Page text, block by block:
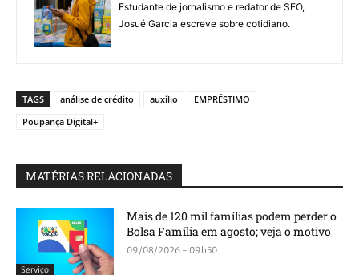
Estudante de jornalismo e redator de SEO,
Josué Garcia escreve sobre cotidiano.
TAGS análise de crédito auxílio
EMPRÉSTIMO
Poupança Digital+
MATÉRIAS RELACIONADAS
Serviço
Mais de 120 mil famílias podem perder o
Bolsa Família em agosto; veja o motivo
09/08/2026 - 09h50